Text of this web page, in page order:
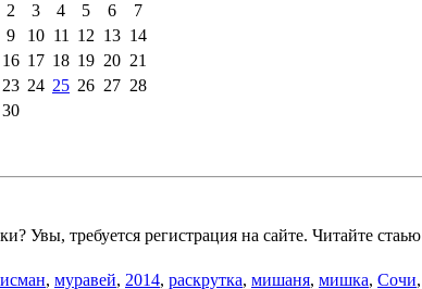
2 3 4 5 6
7
9 10 11 12 13 14
16 17 18 19 20 21
23 24 25 26 27 28
30
Увы, требуется регистрация на сайте. Читайте стаью
, муравей, 2014, раскрутка, мишаня, мишка, Сочи,